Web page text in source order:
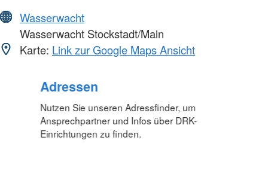
Wasserwacht
Wasserwacht Stockstadt/Main
Karte: Link zur Google Maps Ansicht
Adressen
Nutzen Sie unseren Adressfinder, um
Ansprechpartner und Infos über DRK-
Einrichtungen zu finden.